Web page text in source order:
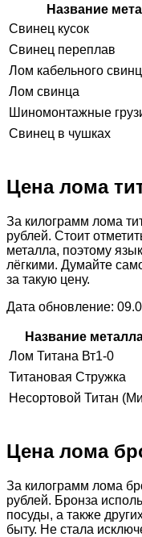
Название
Свинец кусок
Свинец переплав
Лом кабельного
Лом свинца
Шиномонтажные
Свинец в чушках
Цена лома
За килограмм лома
рублей. Стоит
металла, поэтому
лёгкими. Думайте
за такую цену.
Дата обновление:
Название
Лом Титана Вт1-0
Титановая Стружка
Несортовой Титан
Цена лома
За килограмм лома
рублей. Бронза
посуды, а также
быту. Не стала